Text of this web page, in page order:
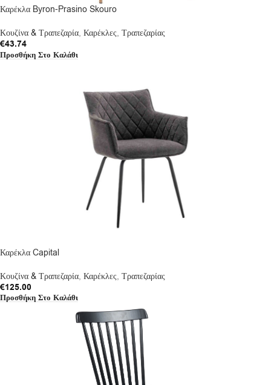
Καρέκλα Byron-Prasino Skouro
Κουζίνα & Τραπεζαρία, Καρέκλες, Τραπεζαρίας
€43.74
Προσθήκη Στο Καλάθι
Καρέκλα Capital
Κουζίνα & Τραπεζαρία, Καρέκλες, Τραπεζαρίας
€125.00
Προσθήκη Στο Καλάθι